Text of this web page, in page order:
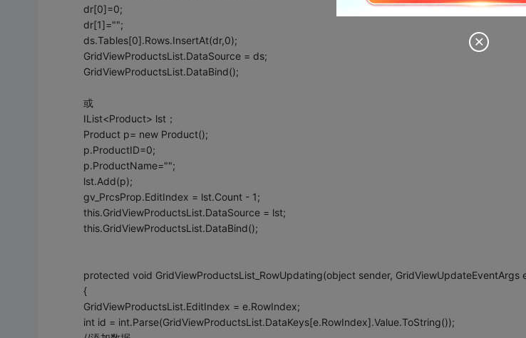
dr[0]=0;
dr[1]="";
ds.Tables[0].Rows.InsertAt(dr,0);
GridViewProductsList.DataSource = ds;
GridViewProductsList.DataBind();
或
IList<Product> lst；
Product p= new Product();
p.ProductID=0;
p.ProductName="";
lst.Add(p);
gv_PrcsProp.EditIndex = lst.Count - 1;
this.GridViewProductsList.DataSource = lst;
this.GridViewProductsList.DataBind();
protected void GridViewProductsList_RowUpdating(object sender, GridViewUpdateEventArgs
{
GridViewProductsList.EditIndex = e.RowIndex;
int id = int.Parse(GridViewProductsList.DataKeys[e.RowIndex].Value.ToString());